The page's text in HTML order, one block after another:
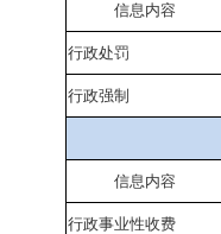
信息内容
行政处罚
行政强制
信息内容
行政事业性收费